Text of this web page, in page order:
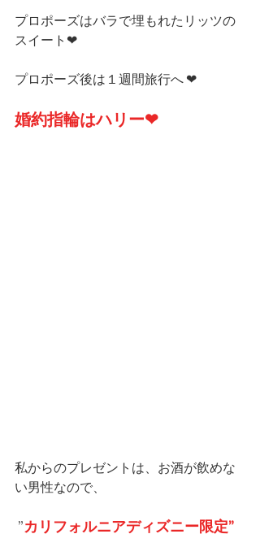
プロポーズはバラで埋もれたリッツの
スイート❤
プロポーズ後は１週間旅行へ ❤
婚約指輪はハリー❤
私からのプレゼントは、お酒が飲めな
い男性なので、
”カリフォルニアディズニー限定”